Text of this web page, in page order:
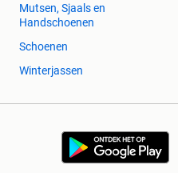
Mutsen, Sjaals en
Handschoenen
Schoenen
Winterjassen